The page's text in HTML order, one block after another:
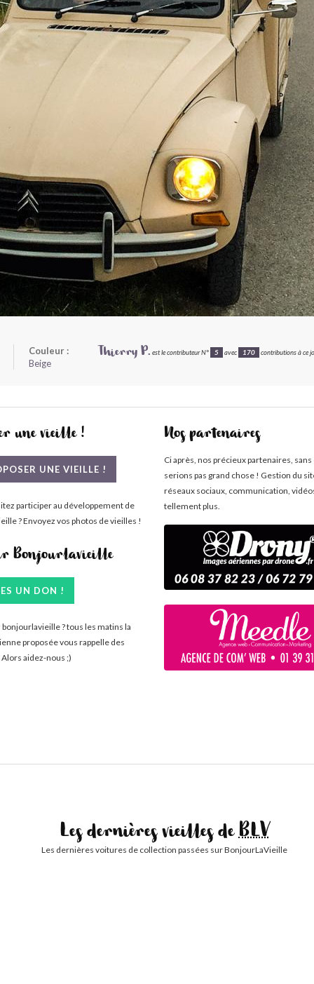
Couleur :
Beige
Thierry P. est le contributeur N° 5 avec 170 contributions à ce
une vieille !
UNE VIEILLE !
participer au développement de
? Envoyez vos photos de vieilles !
Bonjourlavieille
UN DON !
bonjourlavieille ? tous les matins la
proposée vous rappelle des
aidez-nous ;)
Nos partenaires
Ci après, nos précieux partenaires,
serions pas grand chose ! Gestion du
réseaux sociaux, communication,
tellement plus.
Les dernières vieilles deBLV
Les dernières voitures de collection passées sur BonjourLaVieille